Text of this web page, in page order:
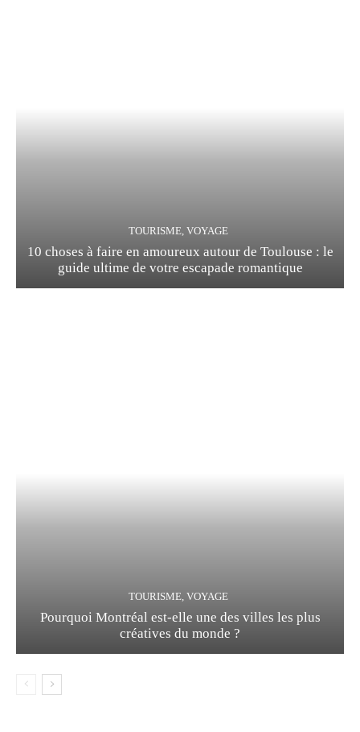
TOURISME, VOYAGE
10 choses à faire en amoureux autour de Toulouse : le
guide ultime de votre escapade romantique
TOURISME, VOYAGE
Pourquoi Montréal est-elle une des villes les plus
créatives du monde ?